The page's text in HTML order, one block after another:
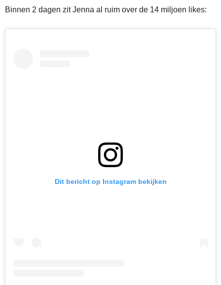
Binnen 2 dagen zit Jenna al ruim over de 14 miljoen likes:
Dit bericht op Instagram bekijken